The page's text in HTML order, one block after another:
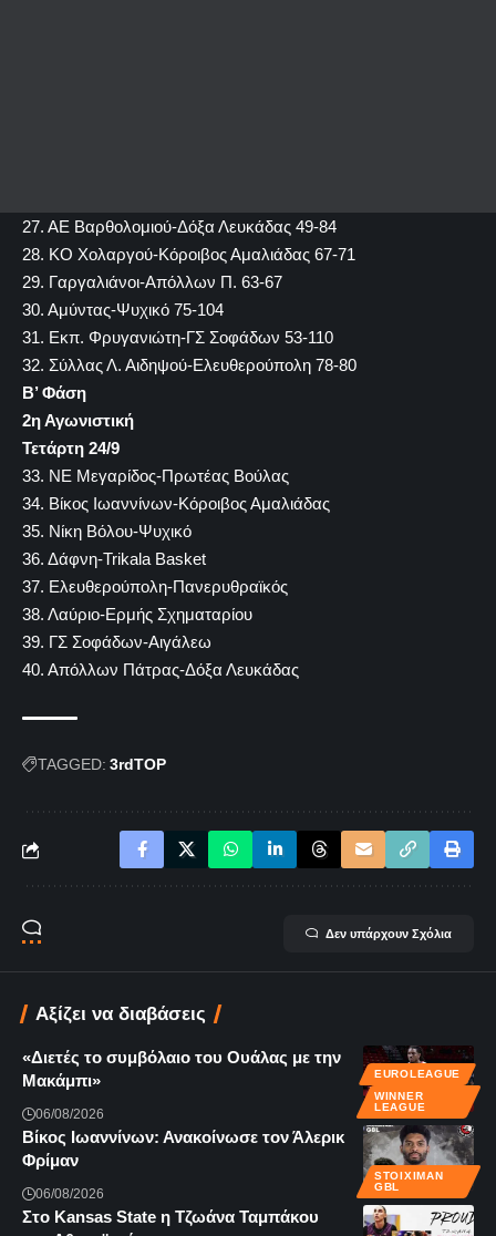
27. ΑΕ Βαρθολομιού-Δόξα Λευκάδας 49-84
28. ΚΟ Χολαργού-Κόροιβος Αμαλιάδας 67-71
29. Γαργαλιάνοι-Απόλλων Π. 63-67
30. Αμύντας-Ψυχικό 75-104
31. Εκπ. Φρυγανιώτη-ΓΣ Σοφάδων 53-110
32. Σύλλας Λ. Αιδηψού-Ελευθερούπολη 78-80
Β’ Φάση
2η Αγωνιστική
Τετάρτη 24/9
33. NE Μεγαρίδος-Πρωτέας Βούλας
34. Βίκος Ιωαννίνων-Κόροιβος Αμαλιάδας
35. Νίκη Βόλου-Ψυχικό
36. Δάφνη-Trikala Basket
37. Ελευθερούπολη-Πανερυθραϊκός
38. Λαύριο-Ερμής Σχηματαρίου
39. ΓΣ Σοφάδων-Αιγάλεω
40. Απόλλων Πάτρας-Δόξα Λευκάδας
TAGGED: 3rdTOP
Δεν υπάρχουν Σχόλια
Αξίζει να διαβάσεις
EUROLEAGUE
WINNER
LEAGUE
«Διετές το συμβόλαιο του Ουάλας με την
Μακάμπι»
06/08/2026
STOIXIMAN
GBL
Βίκος Ιωαννίνων: Ανακοίνωσε τον Άλερικ
Φρίμαν
06/08/2026
Στο Kansas State η Τζωάνα Ταμπάκου